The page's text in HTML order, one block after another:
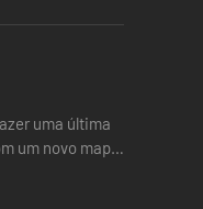
uma última
um novo mapa